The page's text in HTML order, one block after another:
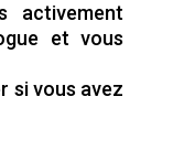
activement
et vous
si vous avez